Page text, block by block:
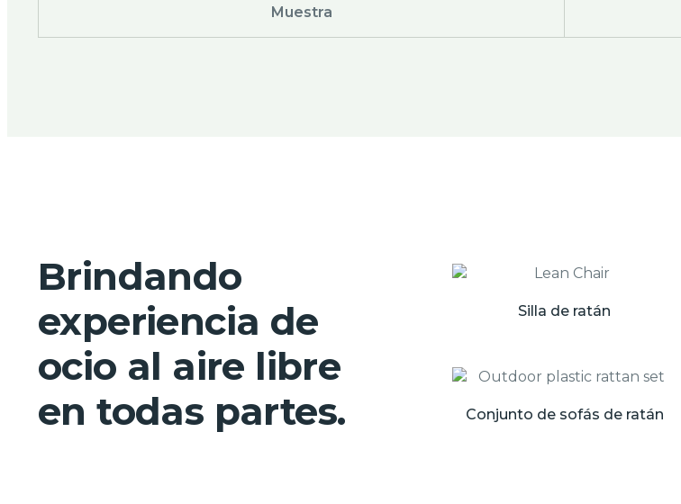
Muestra
Brindando
experiencia de
ocio al aire libre
en todas partes.
Silla de ratán
Conjunto de sofás de ratán